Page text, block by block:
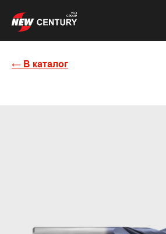
← В каталог